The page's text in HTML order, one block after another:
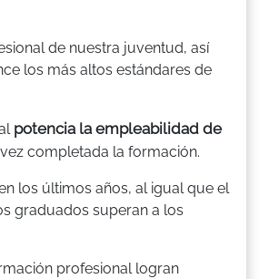
de nuestra juventud, así
los más altos estándares de
potencia la empleabilidad de
completada la formación.
los últimos años, al igual que el
graduados superan a los
profesional logran